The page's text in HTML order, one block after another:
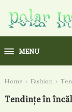
MENU
Home › Fashion ›
Tendințe în